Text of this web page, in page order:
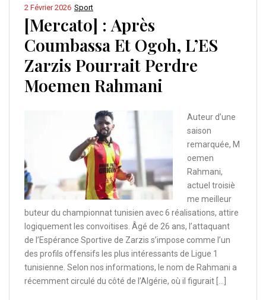
Sport
2 Février 2026
[Mercato] : Après
Coumbassa Et Ogoh, L’ES
Zarzis Pourrait Perdre
Moemen Rahmani
Auteur d’une
saison
remarquée, M
oemen
Rahmani,
actuel troisiè
me meilleur
buteur du championnat tunisien avec 6 réalisations, attire
logiquement les convoitises. Âgé de 26 ans, l’attaquant
de l’Espérance Sportive de Zarzis s’impose comme l’un
des profils offensifs les plus intéressants de Ligue 1
tunisienne. Selon nos informations, le nom de Rahmani a
récemment circulé du côté de l’Algérie, où il figurait […]